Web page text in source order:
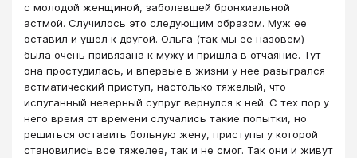
с молодой женщиной, заболевшей бронхиальной
астмой. Случилось это следующим образом. Муж ее
оставил и ушел к другой. Ольга (так мы ее назовем)
была очень привязана к мужу и пришла в отчаяние. Тут
она простудилась, и впервые в жизни у нее разыгрался
астматический приступ, настолько тяжелый, что
испуганный неверный супруг вернулся к ней. С тех пор у
него время от времени случались такие попытки, но
решиться оставить больную жену, приступы у которой
становились все тяжелее, так и не смог. Так они и живут